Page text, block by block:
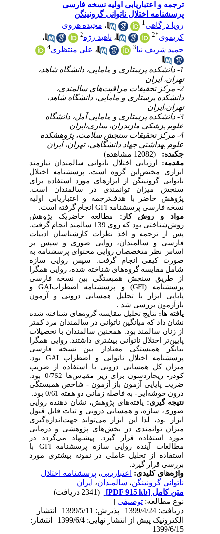
ترجمه و اعتباریابی اولیه نسخه فارسی
پرسشنامه اختلال ناتوانی گرونینگن
رویا درگاهی
،مجیده هروی
کریموی
2 ،ناهید رژه
،
حمید شریف نیا3 ،علی منتظری
1- دانشکده پرستاری و مامایی، دانشگاه شاهد،
تهران،‌ ایران
2- مرکز تحقیقات مراقبت‌های سالمندی،
دانشکده پرستاری و مامایی، دانشگاه شاهد،
تهران،‌ایران
3- دانشکده پرستاری و مامایی آمل، دانشگاه
علوم پزشکی مازندران، ساری،‌ایران
4- مرکز تحقیقات سنجش سلامت، پژوهشکده
علوم بهداشتی جهاد دانشگاهی، تهران، ایران
چکیده:
مقدمه: ارزیابی اختلال ناتوانی سالمندان نیازمند
ابزاری مختص‌این گروه است. پرسشنامه اختلال
ناتوانی گرونینگن از ابزارهای مورد استفاده برای
سنجش میزان توانمندی در سالمندان است.
پژوهش حاضر با هدف‌ترجمه و اعتباریابی اولیه
نسخه فارسی پرسشنامهGFIانجام گرفته است.
مواد و روش کار:
مطالعه حاضر‌یک پژوهش
روش‌شناختی بود که روی 139 سالمند انجام گرفت.
پس از‌ ترجمه و اخذ نظرات کارشناسان ادبیات
فارسی و سالمندان، روایی صوری و سپس بر
اساس نظر متخصصان روایی محتوای پرسشنامه به
صورت کیفی انجام گرفت. سپس روایی سازه
شامل مقایسه گروه‌های شناخته شده، روایی همگرا
از طریق سنجش همبستگی بین نسخه فارسی
پرسشنامه (
GFI) و پرسشنامه اضطرابGAIو
پایایی ابزار با تحلیل همسانی درونی و آزمون
بازآزمون بررسی شد .
یافته ها: نتایج تحلیل مقایسه گروه‌های شناخته شده
نشان داد که میانگین ناتوانی در سالمندان مرد کمتر
از زنان سالمند بود. همچنین سالمندان با تحصیلات
پایین‌تر اختلال ناتوانی بیشتری داشتند. روایی همگرا
بیانگر همبستگی معنادار بین نسخه فارسی
پرسشنامه اختلال ناتوانی و اضطرابGAIبود.
میزان کل همسانی درونی با استفاده از ضریب
کودر- ریچاردسون برای زیر مقیاس‌ها 0/762 بود.
ضریب پایایی آزمون باز آزمون - شاخص همبستگی
درون خوشه‌ایی- به فاصله زمانی دو هفته 0/61 بود.
نتیجه گیری: ‌یافته‌های پژوهش، نشان دهنده روایی
صوری، سازه، و همسانی درونی و ثبات قابل قبول
ابزار بود، لذا‌ این ابزار می‌تواند جهت‌اندازه‌گیری
میزان توانمندی در بخش‌های پژوهشی و درمانی
مورد استفاده قرار گیرد. پیشنهاد می‌گردد در
مطالعات آینده روایی سازه پرسشنامهGFIبا
استفاده از تحلیل عاملی در نمونه بیشتری مورد
بررسی قرار گیرد.
واژه‌های کلیدی:اعتباریابی،پرسشنامه اختلال
ناتوانی گرونینگن،سالمندان ،ایران
متن کامل[PDF 915 kb]
نوع مطالعه:توصیفی|
دریافت: 1399/4/24 | پذیرش: 1399/5/11 | انتشار
الکترونیک پیش از انتشار نهایی: 1399/6/4 | انتشار:
1399/6/15